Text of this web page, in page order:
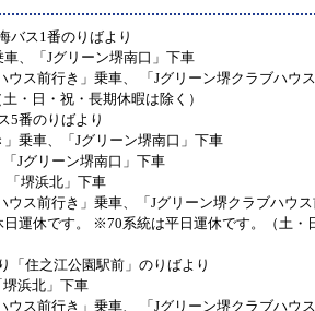
バス1番のりばより
、「Jグリーン堺南口」下車
ウス前行き」乗車、 「Jグリーン堺クラブハウ
・日・祝・長期休暇は除く）
5番のりばより
乗車、「Jグリーン堺南口」下車
Jグリーン堺南口」下車
「堺浜北」下車
ウス前行き」乗車、「Jグリーン堺クラブハウ
運休です。 ※70系統は平日運休です。（土・
「住之江公園駅前」のりばより
浜北」下車
ウス前行き」乗車、 「Jグリーン堺クラブハウ